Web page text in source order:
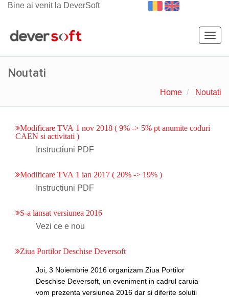
Bine ai venit la DeverSoft
Noutati
Home Noutati
Modificare TVA 1 nov 2018 ( 9% -> 5% pt anumite coduri
CAEN si activitati )
Instructiuni PDF
Modificare TVA 1 ian 2017 ( 20% -> 19% )
Instructiuni PDF
S-a lansat versiunea 2016
Vezi ce e nou
Ziua Portilor Deschise Deversoft
Joi, 3 Noiembrie 2016 organizam Ziua Portilor
Deschise Deversoft, un eveniment in cadrul caruia
vom prezenta versiunea 2016 dar si diferite solutii